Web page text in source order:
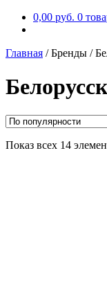
0,00 руб. 0
Главная /Бренды /
Показ всех 14